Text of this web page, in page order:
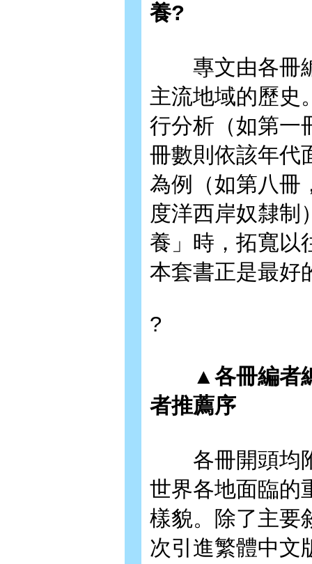
養?
專文由各冊編
主流地域的歷史
行分析（如第一
冊數則依該年代
為例（如第八冊
度洋西岸奴隸制
養」時，拓寬以
本套書正是最好
?
▲各冊編者總
者推薦序
各冊開頭均附
世界各地面臨的
樣貌。除了主要
次引進繁體中文